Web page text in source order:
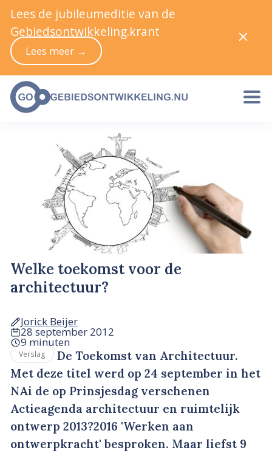
Welke toekomst voor de
architectuur?
Jorick Beijer
28 september 2012
9 minuten
Verslag
De Toekomst van Architectuur.
Met deze titel werd op 24 september in het
NAi de op Prinsjesdag verschenen
Actieagenda architectuur en ruimtelijk
ontwerp 2013?2016 'Werken aan
ontwerpkracht' besproken. Maar liefst 9
Lees de jubileumeditie van de
Gebiedsontwikkeling.krant
Lees meer →